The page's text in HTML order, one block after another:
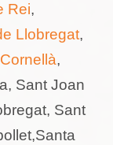
Rei,
Llobregat,
Cornellà,
Sant Joan
Sant